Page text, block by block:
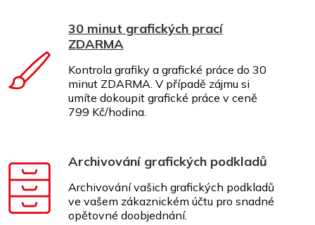
30 minut grafických prací
ZDARMA
Kontrola grafiky a grafické práce do 30
minut ZDARMA. V případě zájmu si
umíte dokoupit grafické práce v ceně
799 Kč/hodina.
Archivování grafických podkladů
Archivování vašich grafických podkladů
ve vašem zákaznickém účtu pro snadné
opětovné doobjednání.